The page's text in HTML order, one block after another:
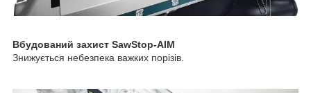
Вбудований захист SawStop-AIM
Знижується небезпека важких порізів.